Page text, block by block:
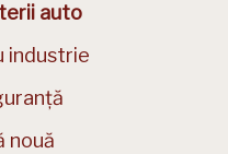
auto
industrie
nouă